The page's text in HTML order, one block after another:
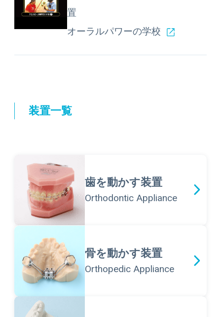
置
オーラルパワーの学校
装置一覧
歯を動かす装置
Orthodontic Appliance
骨を動かす装置
Orthopedic Appliance